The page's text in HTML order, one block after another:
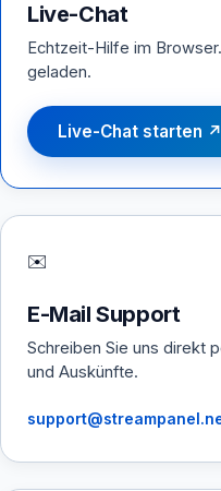
Live-Chat
Echtzeit-Hilfe im
geladen.
Live-Chat starten ↗
✉️
E-Mail Support
Schreiben Sie uns direkt
und Auskünfte.